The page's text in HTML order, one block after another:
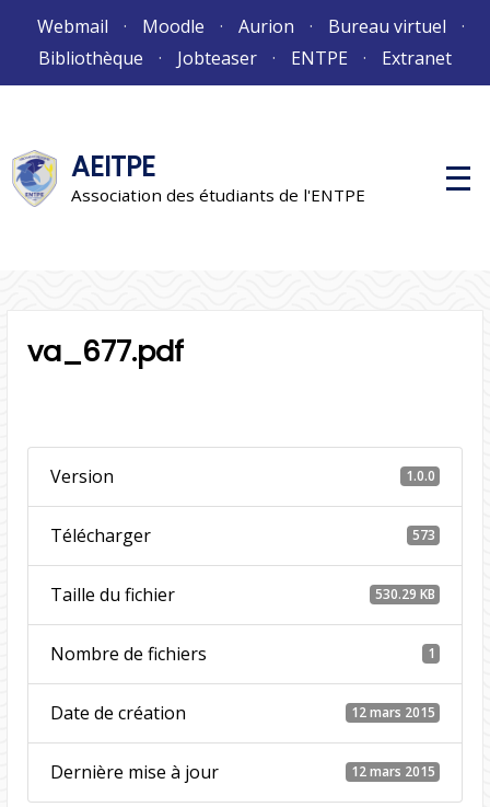
Webmail Moodle Aurion
Bureau virtuel
Bibliothèque
Jobteaser ENTPE Extranet
AEITPE
Association des étudiants de l'ENTPE
M
e
va_677.pdf
Version 1.0.0
Télécharger 573
Taille du fichier 530.29 KB
Nombre de fichiers 1
Date de création 12 mars 2015
Dernière mise à jour 12 mars 2015